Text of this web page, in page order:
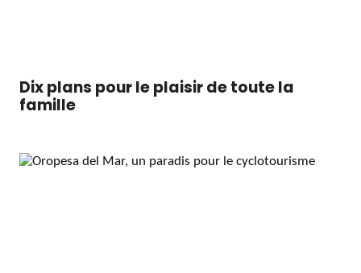
Dix plans pour le plaisir de toute la
famille